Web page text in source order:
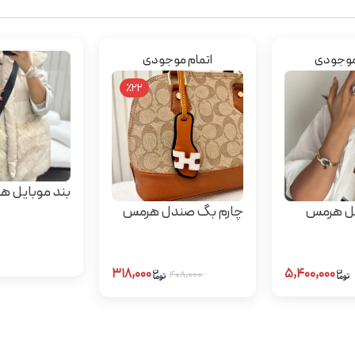
موجودی
هرمس
۵,۴۰۰,۰۰۰
اتمام موجودی
٪22
چارم بگ صندل هرمس
۴۰۸,۰۰۰ ۳۱۸,۰۰۰
بند موبایل